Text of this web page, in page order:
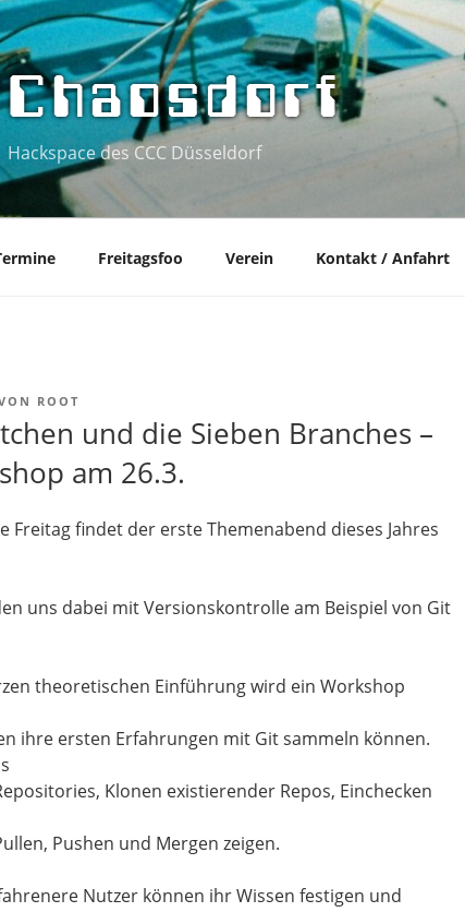
Chaosdorf
Hackspace des CCC Düsseldorf
Freitagsfoo Verein Kontakt / Anfahrt
ROOT
und die Sieben Branches –
am 26.3.
Freitag findet der erste Themenabend dieses Jahres
uns dabei mit Versionskontrolle am Beispiel von Git
theoretischen Einführung wird ein Workshop
ihre ersten Erfahrungen mit Git sammeln können.
Klonen existierender Repos, Einchecken
Pushen und Mergen zeigen.
Nutzer können ihr Wissen festigen und